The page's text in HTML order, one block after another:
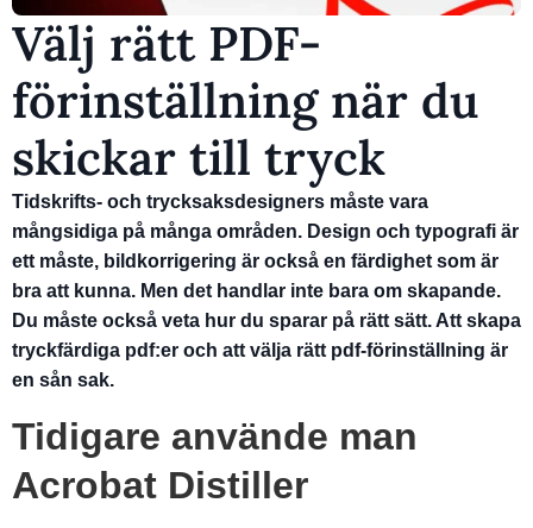
Välj rätt PDF-
förinställning när du
skickar till tryck
Tidskrifts- och trycksaksdesigners måste vara
mångsidiga på många områden. Design och typografi är
ett måste, bildkorrigering är också en färdighet som är
bra att kunna. Men det handlar inte bara om skapande.
Du måste också veta hur du sparar på rätt sätt. Att skapa
tryckfärdiga pdf:er och att välja rätt pdf-förinställning är
en sån sak.
Tidigare använde man
Acrobat Distiller